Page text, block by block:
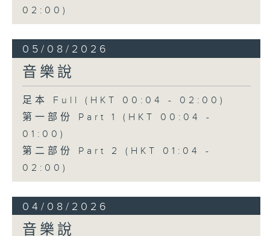
02:00)
05/08/2026
音樂說
足本 Full (HKT 00:04 - 02:00)
第一部份 Part 1 (HKT 00:04 -
01:00)
第二部份 Part 2 (HKT 01:04 -
02:00)
04/08/2026
音樂說